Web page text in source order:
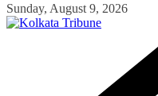
Skip
to
Sunday, August 9, 2026